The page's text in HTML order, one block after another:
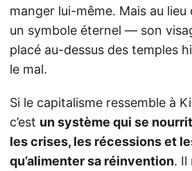
manger lui-même. Mais au
un symbole éternel — son
placé au-dessus des temples
le mal.
Si le capitalisme ressemble à
c’est un système qui se
les crises, les récessions et
qu’alimenter sa réinvention. Il